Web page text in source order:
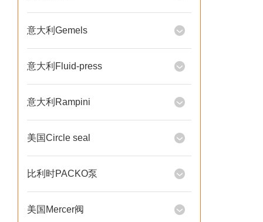
意大利Gemels
意大利Fluid-press
意大利Rampini
美国Circle seal
比利时PACKO泵
美国Mercer阀